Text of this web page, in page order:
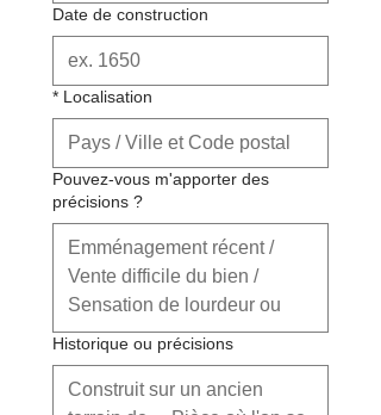
Date de construction
* Localisation
Pouvez-vous m'apporter des
précisions ?
Historique ou précisions